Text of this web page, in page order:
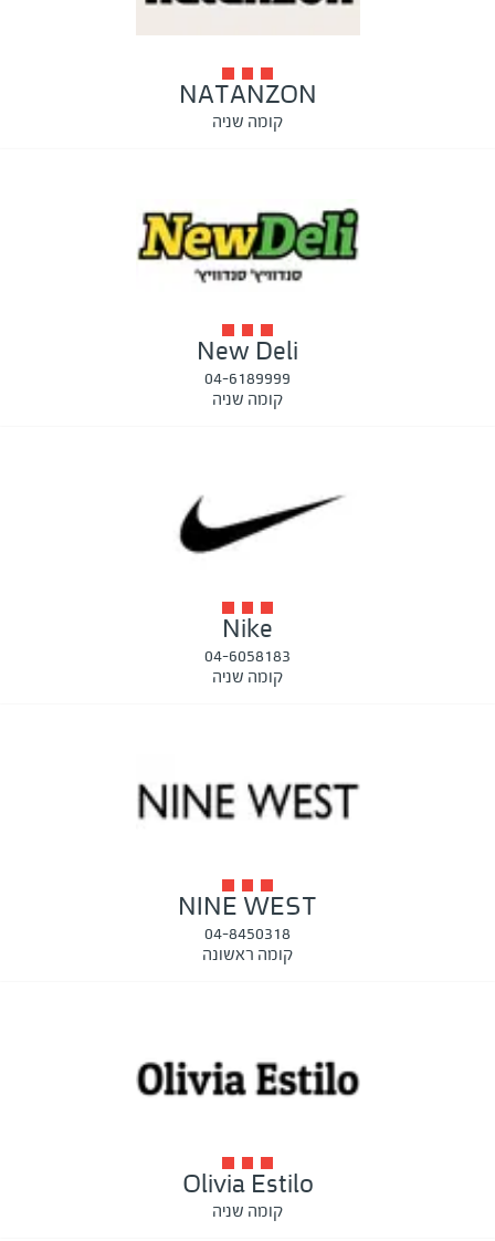
NATANZON
קומה שניה
New Deli
04-6189999
קומה שניה
Nike
04-6058183
קומה שניה
NINE WEST
04-8450318
קומה ראשונה
Olivia Estilo
קומה שניה